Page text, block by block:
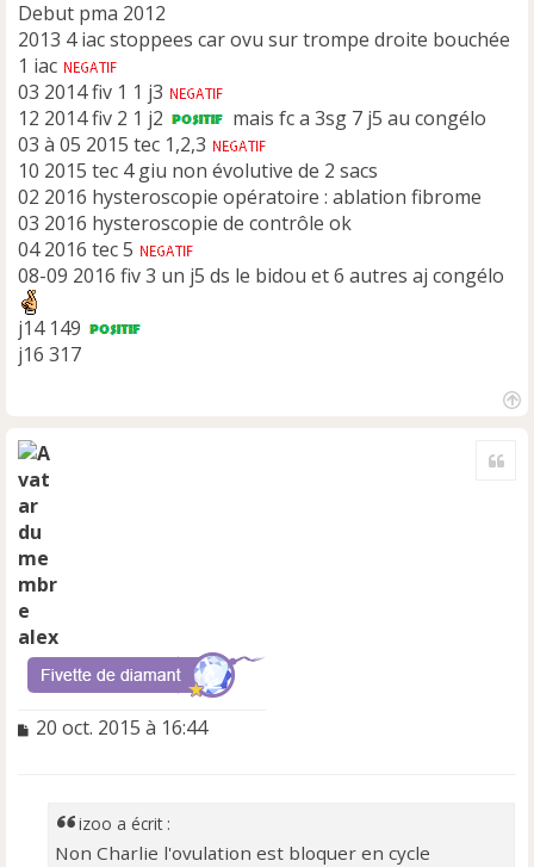
Debut pma 2012
2013 4 iac stoppees car ovu sur trompe droite bouchée
1 iac
03 2014 fiv 1 1 j3
12 2014 fiv 2 1 j2
mais fc a 3sg 7 j5 au congélo
03 à 05 2015 tec 1,2,3
10 2015 tec 4 giu non évolutive de 2 sacs
02 2016 hysteroscopie opératoire : ablation fibrome
03 2016 hysteroscopie de contrôle ok
04 2016 tec 5
08-09 2016 fiv 3 un j5 ds le bidou et 6 autres aj congélo
j14 149
j16 317
alex
M
20 oct. 2015 à 16:44
izoo a écrit :
Non Charlie l'ovulation est bloquer en cycle